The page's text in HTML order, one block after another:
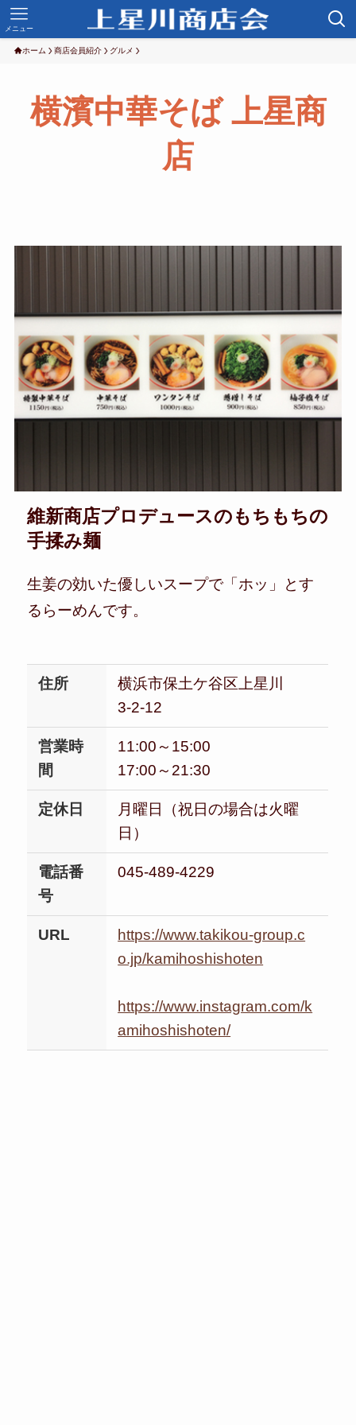
メニュー
ホーム 商店会員紹介 グルメ
横濱中華そば 上星商
店
維新商店プロデュースのもちもちの
手揉み麺
生姜の効いた優しいスープで「ホッ」とす
るらーめんです。
住所
横浜市保土ケ谷区上星川
3-2-12
営業時
間
11:00～15:00
17:00～21:30
定休日
月曜日（祝日の場合は火曜
日）​
電話番
号
045-489-4229
URL
https://www.takikou-group.c
o.jp/kamihoshishoten
https://www.instagram.com/k
amihoshishoten/